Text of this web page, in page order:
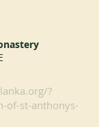
?
of-st-anthonys-